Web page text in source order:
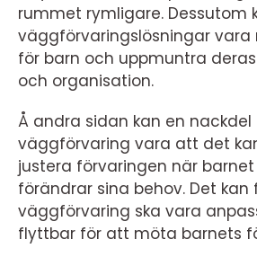
rummet rymligare. Dessutom
väggförvaringslösningar
för barn och uppmuntra
och organisation.
Å andra sidan kan en nackdel
väggförvaring vara att det
justera förvaringen när barnet
förändrar sina behov. Det kan
väggförvaring ska vara
flyttbar för att möta barnets